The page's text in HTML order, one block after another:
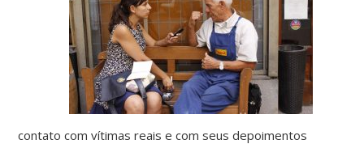
contato com vítimas reais e com seus depoimentos